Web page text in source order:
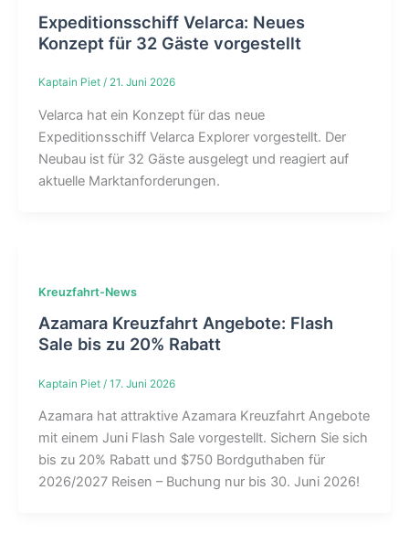
Expeditionsschiff Velarca: Neues
Konzept für 32 Gäste vorgestellt
Kaptain Piet / 21. Juni 2026
Velarca hat ein Konzept für das neue
Expeditionsschiff Velarca Explorer vorgestellt. Der
Neubau ist für 32 Gäste ausgelegt und reagiert auf
aktuelle Marktanforderungen.
Kreuzfahrt-News
Azamara Kreuzfahrt Angebote: Flash
Sale bis zu 20% Rabatt
Kaptain Piet / 17. Juni 2026
Azamara hat attraktive Azamara Kreuzfahrt Angebote
mit einem Juni Flash Sale vorgestellt. Sichern Sie sich
bis zu 20% Rabatt und $750 Bordguthaben für
2026/2027 Reisen – Buchung nur bis 30. Juni 2026!